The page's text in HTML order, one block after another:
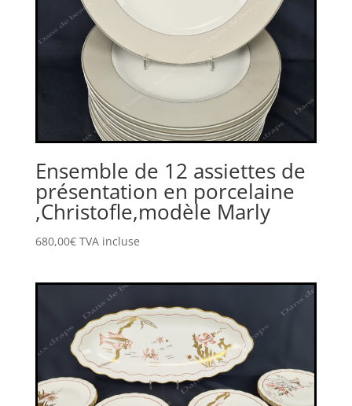
Ensemble de 12 assiettes de
présentation en porcelaine
,Christofle,modèle Marly
680,00€ TVA incluse